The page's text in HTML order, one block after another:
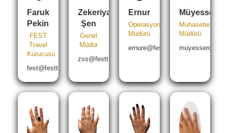
Faruk
Pekin
FEST
Travel
Kurucusu
fest@festtravel.com
Zekeriya
Şen
Genel
Müdür
zss@festtravel.com
Ernur
Operasyon
Müdürü
ernure@festtravel.com
Müyesser
Muhasebe
Müdürü